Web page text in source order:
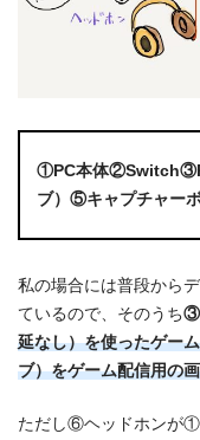
①PC本体
ブ）⑤キャプチャー
私の場合には普段から
ているので、そのうち③
延なし）を使ったゲー
ブ）をゲーム配信用の
ただし⑥ヘッドホンが